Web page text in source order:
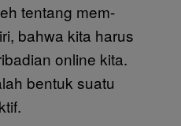
tentang mem-
bahwa kita harus
online kita.
bentuk suatu